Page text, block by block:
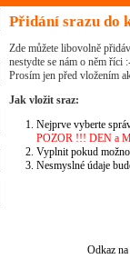
Přidání srazu do
Zde můžete libovolně
nestydte se nám o něm říci
Prosím jen před vložením
Jak vložit sraz:
Nejprve vyberte
POZOR !!! DEN a
Vyplnit pokud
Nesmyslné údaje
Odkaz